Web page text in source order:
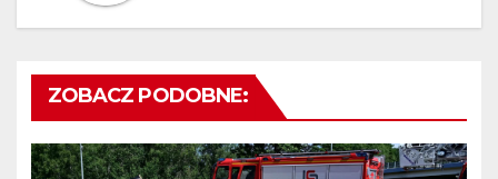
ZOBACZ PODOBNE: